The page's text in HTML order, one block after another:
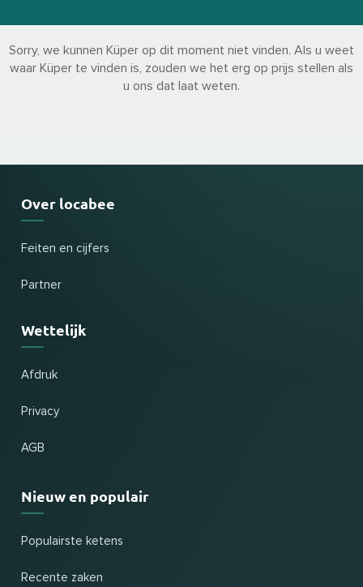
Sorry, we kunnen Küper op dit moment niet vinden. Als u weet
waar Küper te vinden is, zouden we het erg op prijs stellen als
u ons dat laat weten.
Over locabee
Feiten en cijfers
Partner
Wettelijk
Afdruk
Privacy
AGB
Nieuw en populair
Populairste ketens
Recente zaken